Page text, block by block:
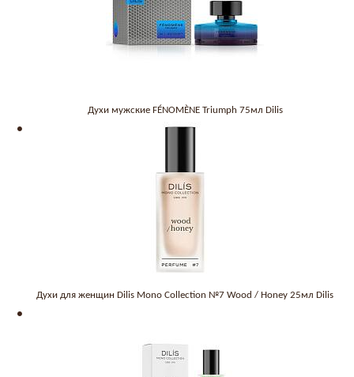
Духи мужские FÉNOMÈNE Triumph 75мл Dilis
Духи для женщин Dilis Mono Collection №7 Wood / Honey 25мл Dilis